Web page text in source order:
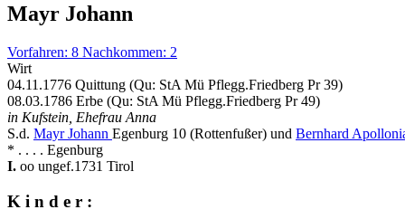
Mayr Johann
Vorfahren: 8 Nachkommen: 2
Wirt
04.11.1776 Quittung (Qu: StA Mü Pflegg.Friedberg Pr 39)
08.03.1786 Erbe (Qu: StA Mü Pflegg.Friedberg Pr 49)
in Kufstein, Ehefrau Anna
S.d. Mayr Johann Egenburg 10 (Rottenfußer) und Bernhard
* . . . . Egenburg
I. oo ungef.1731 Tirol
K i n d e r :